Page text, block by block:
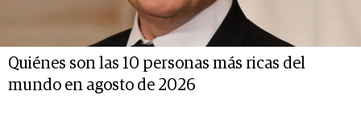
Quiénes son las 10 personas más ricas del
mundo en agosto de 2026